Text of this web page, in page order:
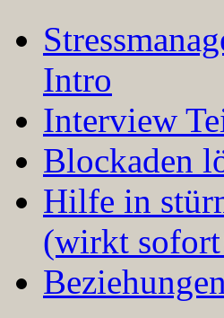
Intro
Interview
Blockaden
Hilfe in
(wirkt